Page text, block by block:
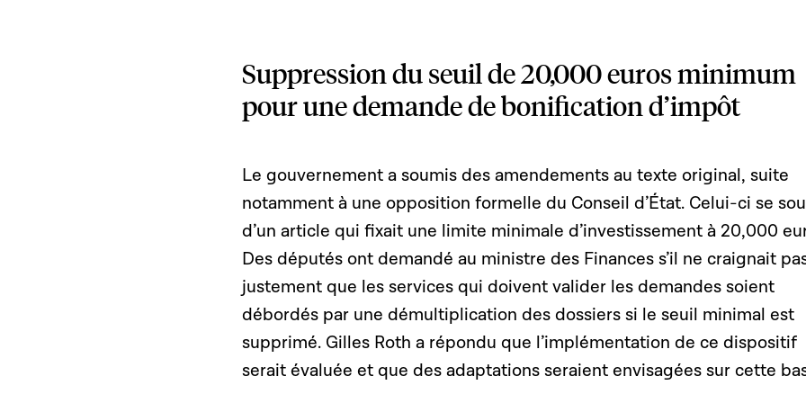
Suppression du seuil de 20,000 euros minimum
pour une demande de bonification d’impôt
Le gouvernement a soumis des amendements au texte original, suite
notamment à une opposition formelle du Conseil d’État. Celui-ci se
d’un article qui fixait une limite minimale d’investissement à 20,000
Des députés ont demandé au ministre des Finances s’il ne craignait
justement que les services qui doivent valider les demandes soient
débordés par une démultiplication des dossiers si le seuil minimal est
supprimé. Gilles Roth a répondu que l’implémentation de ce dispositif
serait évaluée et que des adaptations seraient envisagées sur cette